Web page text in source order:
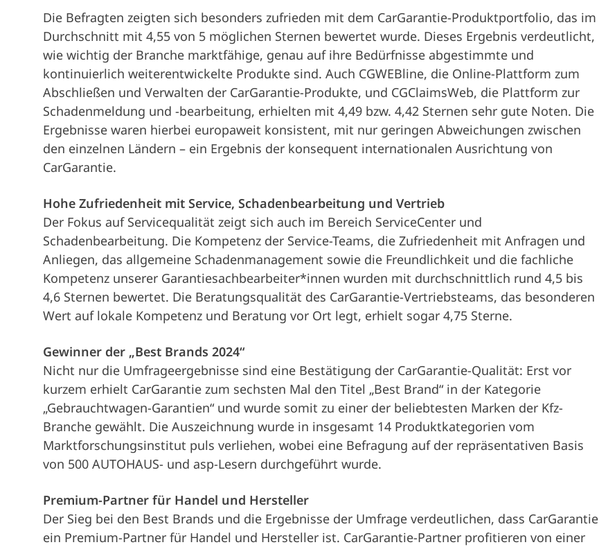
Szerviz és
támogatás
Partner
Üzembentartó
A vállalat
Die Befragten zeigten sich besonders zufrieden mit dem CarGarantie-Produktportfolio, das im
Durchschnitt mit 4,55 von 5 möglichen Sternen bewertet wurde. Dieses Ergebnis verdeutlicht,
wie wichtig der Branche marktfähige, genau auf ihre Bedürfnisse abgestimmte und
kontinuierlich weiterentwickelte Produkte sind. Auch CGWEBline, die Online-Plattform zum
Abschließen und Verwalten der CarGarantie-Produkte, und CGClaimsWeb, die Plattform zur
Schadenmeldung und -bearbeitung, erhielten mit 4,49 bzw. 4,42 Sternen sehr gute Noten. Die
Ergebnisse waren hierbei europaweit konsistent, mit nur geringen Abweichungen zwischen
den einzelnen Ländern – ein Ergebnis der konsequent internationalen Ausrichtung von
CarGarantie.
Hohe Zufriedenheit mit Service, Schadenbearbeitung und Vertrieb
Der Fokus auf Servicequalität zeigt sich auch im Bereich ServiceCenter und
Schadenbearbeitung. Die Kompetenz der Service-Teams, die Zufriedenheit mit Anfragen und
Anliegen, das allgemeine Schadenmanagement sowie die Freundlichkeit und die fachliche
Kompetenz unserer Garantiesachbearbeiter*innen wurden mit durchschnittlich rund 4,5 bis
4,6 Sternen bewertet. Die Beratungsqualität des CarGarantie-Vertriebsteams, das besonderen
Wert auf lokale Kompetenz und Beratung vor Ort legt, erhielt sogar 4,75 Sterne.
Gewinner der „Best Brands 2024“
Nicht nur die Umfrageergebnisse sind eine Bestätigung der CarGarantie-Qualität: Erst vor
kurzem erhielt CarGarantie zum sechsten Mal den Titel „Best Brand“ in der Kategorie
„Gebrauchtwagen-Garantien“ und wurde somit zu einer der beliebtesten Marken der Kfz-
Branche gewählt. Die Auszeichnung wurde in insgesamt 14 Produktkategorien vom
Marktforschungsinstitut puls verliehen, wobei eine Befragung auf der repräsentativen Basis
von 500 AUTOHAUS- und asp-Lesern durchgeführt wurde.
Premium-Partner für Handel und Hersteller
Der Sieg bei den Best Brands und die Ergebnisse der Umfrage verdeutlichen, dass CarGarantie
ein Premium-Partner für Handel und Hersteller ist. CarGarantie-Partner profitieren von einer